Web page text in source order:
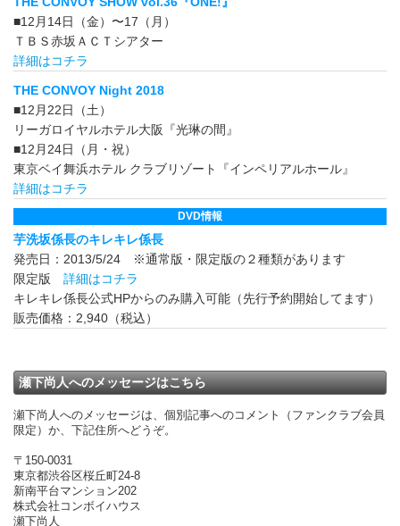
■12月14日（金）〜17（月）
ＴＢＳ赤坂ＡＣＴシアター
詳細はコチラ
THE CONVOY Night 2018
■12月22日（土）
リーガロイヤルホテル大阪『光琳の間』
■12月24日（月・祝）
東京ベイ舞浜ホテル クラブリゾート『インペリアルホール』
詳細はコチラ
DVD情報
芋洗坂係長のキレキレ係長
発売日：2013/5/24 ※通常版・限定版の２種類があります
限定版 詳細はコチラ
キレキレ係長公式HPからのみ購入可能（先行予約開始してます）
販売価格：2,940（税込）
瀬下尚人へのメッセージはこちら
瀬下尚人へのメッセージは、個別記事へのコメント（ファンクラブ会員
限定）か、下記住所へどうぞ。
〒150-0031
東京都渋谷区桜丘町24-8
新南平台マンション202
株式会社コンボイハウス
瀬下尚人